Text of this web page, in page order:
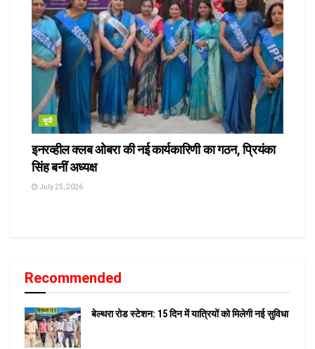
यूपी
इनरव्हील क्लब ओबरा की नई कार्यकारिणी का गठन, प्रियंका
सिंह बनीं अध्यक्ष
July 25, 2026
Recommended
बेल्थरा रोड स्टेशन: 15 दिन में यात्रियों को मिलेगी नई सुविधा